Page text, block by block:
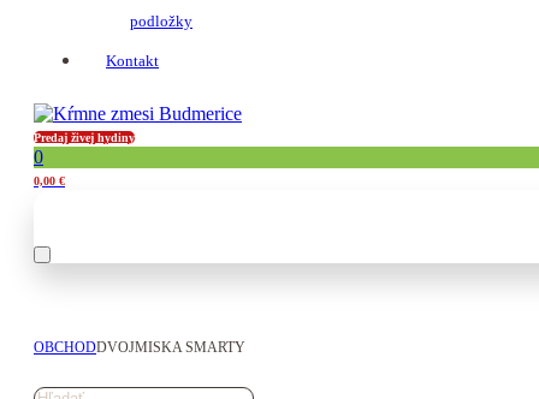
podložky
Kontakt
Predaj živej hydiny
0
0,00 €
OBCHODDVOJMISKA SMARTY